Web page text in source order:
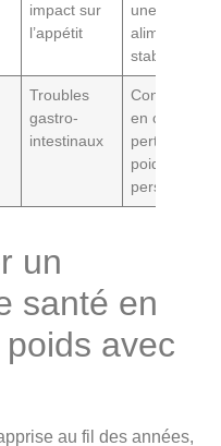
impact sur
l’appétit
une routine
alimentaire
stable
Troubles
gastro-
intestinaux
Consulter
en cas de
perte de
poids
persistante
un
santé en
avec
au fil des années,